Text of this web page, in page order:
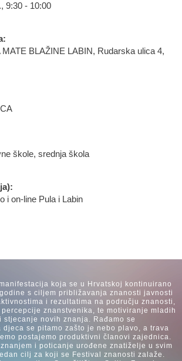
9:30 - 10:00
BLAŽINE LABIN, Rudarska ulica 4,
škole, srednja škola
i on-line Pula i Labin
koja se u Hrvatskoj kontinuirano
s ciljem približavanja znanosti javnosti
i rezultatima na području znanosti,
znanstvenika, te motiviranje mladih
stjecanje novih znanja. Rađamo se
se pitamo zašto je nebo plavo, a trava
postajemo produktivni članovi zajednica.
i poticanje urođene znatiželje u svim
cilj za koji se Festival znanosti zalaže.